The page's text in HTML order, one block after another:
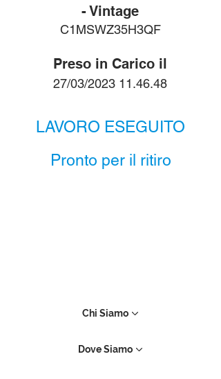
C1MSWZ35H3QF
- Vintage
Preso in Carico il
27/03/2023 11.46.48
LAVORO ESEGUITO
Pronto per il ritiro
Chi Siamo
Dove Siamo